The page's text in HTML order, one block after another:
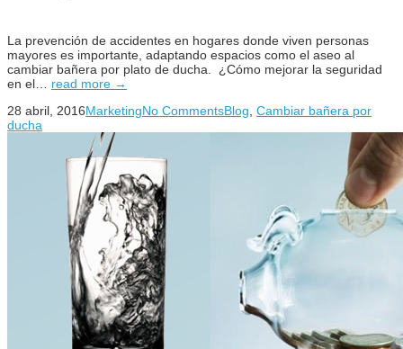
La prevención de accidentes en hogares donde viven personas
mayores es importante, adaptando espacios como el aseo al
cambiar bañera por plato de ducha. ¿Cómo mejorar la seguridad
en el… read more →
28 abril, 2016MarketingNo CommentsBlog Cambiar bañera por
ducha